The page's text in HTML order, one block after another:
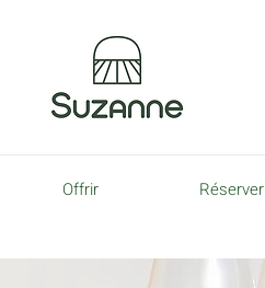
Offrir Réserver